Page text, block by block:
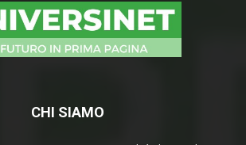
CHI SIAMO